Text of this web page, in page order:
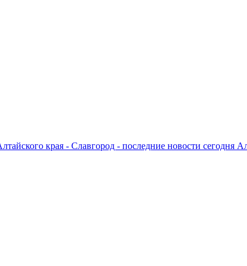
края - Славгород - последние новости сегодня